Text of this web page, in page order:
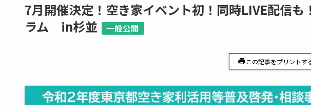
7月開催決定！空き家イベント初！同時LIVE配信も
ラム in杉並
一般公開
この記事をプリントす